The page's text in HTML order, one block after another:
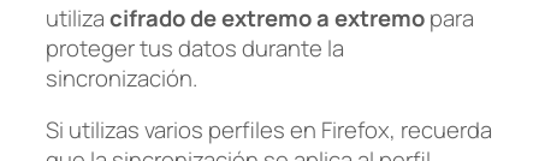
utilizacifrado de extremo a extremopara
proteger tus datos durante la
sincronización.
Si utilizas varios perfiles en Firefox, recuerda